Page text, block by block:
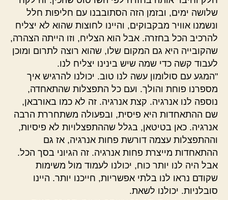
שלושה ימים, ובזמן הזה הסתובבנו עם חליפות חלל
ונשמנו אוויר מבקבוקים, והיינו לחוצות שהוא לא יצליח
להרכיב הכל בחזרה. אבל הוא הצליח, וזו הייתה הצהרה,
שהקובייה היא גם המקום שלו, שהוא רוצה לתרום ומוכן
לעבוד קשה כדי שמה שיש בינינו יצליח לנו.
"המגע עם סולומון עשה לנו טוב. יכולנו להרגיש איך
מספרנו פוחת והולך. ועם כל התפצלות שהתאחדה,
נוספה לנו אנרגיה. קצת אנרגיה. זה לא כמו באורבאן,
שם ההתאחדות היא פיסית, ובפעולה משתחררת הרבה
אנרגיה. כאן בטיטאן, בגלל שההתפצלויות לא פיסיות,
וההתפצלות עצמה דורשת פחות אנרגיה, אז גם
ההתאחדות מייצרת פחות אנרגיה. זה הגיוני בסך הכל.
אבל היה לנו יותר כוח, יכולנו לעמוד מול משימות
שקודם נראו לנו בלתי אפשריות, חייכנו יותר. היינו
סובלניות. יכולנו לשאת.